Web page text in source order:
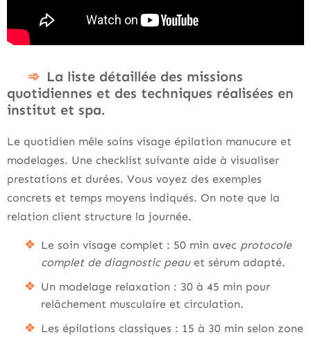
La liste détaillée des missions
quotidiennes et des techniques réalisées en
institut et spa.
Le quotidien mêle soins visage épilation manucure et
modelages. Une checklist suivante aide à visualiser
prestations et durées. Vous voyez des exemples
concrets et temps moyens indiqués. On note que la
relation client structure la journée.
Le soin visage complet : 50 min avec protocole
complet de diagnostic peauet sérum adapté.
Un modelage relaxation : 30 à 45 min pour
relâchement musculaire et circulation.
Les épilations classiques : 15 à 30 min selon zone